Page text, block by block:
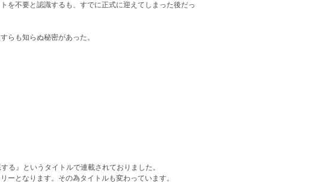
を不要と認識するも、すでに正式に迎えてしまった後だっ
らも知らぬ秘密があった。
る』というタイトルで連載されておりました。
ーとなります。その為タイトルも変わっています。